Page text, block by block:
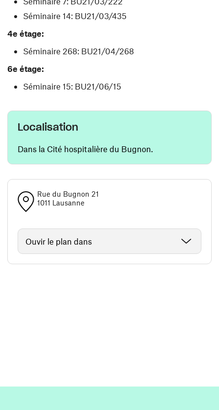
Séminaire 14: BU21/03/435
4e étage:
Séminaire 268: BU21/04/268
6e étage:
Séminaire 15: BU21/06/15
Localisation
Dans la Cité hospitalière du Bugnon.
Rue du Bugnon 21
1011 Lausanne
Ouvir le plan dans